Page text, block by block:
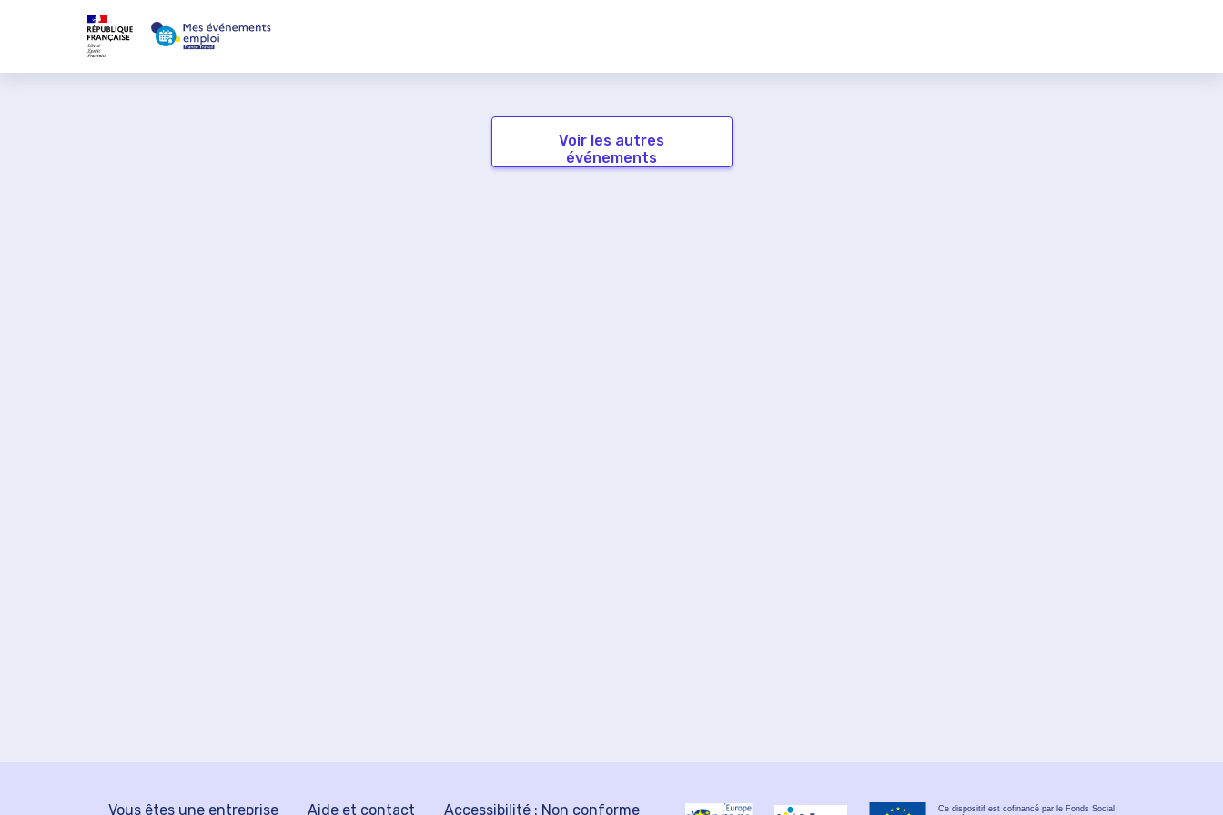
Voir les autres
événements
Vous êtes une entreprise Aide et contact Accessibilité : Non conforme
Ce dispositif est cofinancé par le Fonds Social